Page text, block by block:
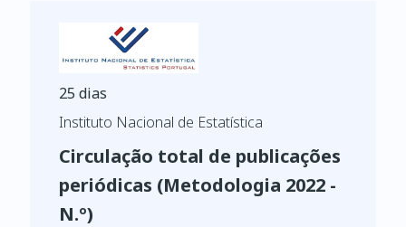
25 dias
Instituto Nacional de Estatística
Circulação total de publicações
periódicas (Metodologia 2022 -
N.º)